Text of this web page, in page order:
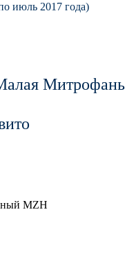
июль 2017 года)
ZHEMCHUZHINA)
MZH